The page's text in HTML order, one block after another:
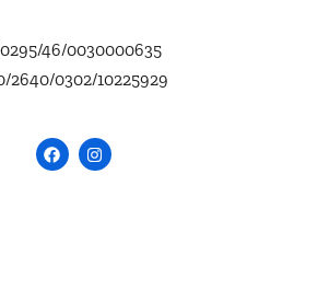
46/0030000635
2640/0302/10225929